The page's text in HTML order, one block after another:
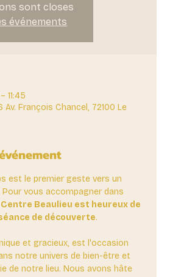
sont closes
événements
11:45
Av. François Chancel, 72100 Le
est le premier geste vers un
vous accompagner dans
Centre Beaulieu est heureux de
de découverte.
et gracieux, est l'occasion
notre univers de bien-être et
de notre lieu. Nous avons hâte